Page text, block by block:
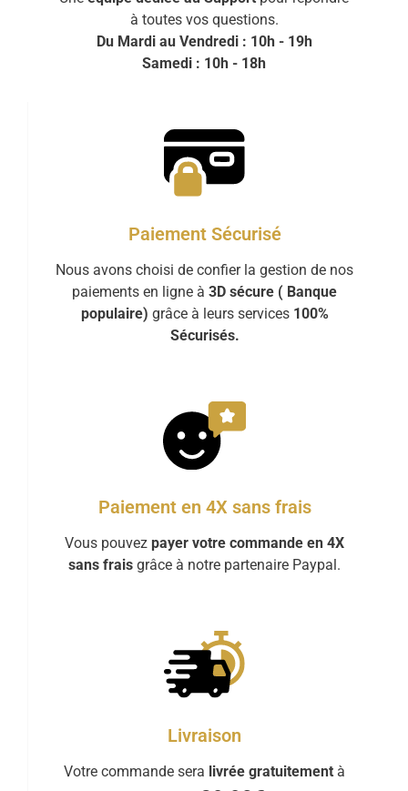
à toutes vos questions.
Du Mardi au Vendredi : 10h - 19h
Samedi : 10h - 18h
Paiement Sécurisé
Nous avons choisi de confier la gestion de nos
paiements en ligne à 3D sécure ( Banque
populaire) grâce à leurs services 100%
Sécurisés.
Paiement en 4X sans frais
Vous pouvez payer votre commande en 4X
sans frais grâce à notre partenaire Paypal.
Livraison
Votre commande sera livrée gratuitement à